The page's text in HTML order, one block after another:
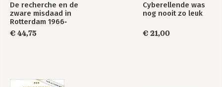
De recherche en de
zware misdaad in
Rotterdam 1966‐
1996
€ 44,75
Cyberellende was
nog nooit zo leuk
€ 21,00